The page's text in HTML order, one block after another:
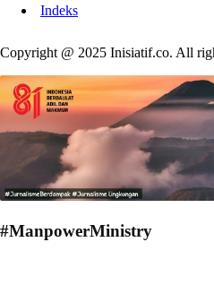
Indeks
Copyright @ 2025 Inisiatif.co. All
#ManpowerMinistry